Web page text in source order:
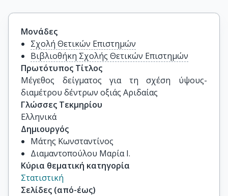
Μονάδες
Σχολή Θετικών Επιστημών
Βιβλιοθήκη Σχολής Θετικών Επιστημών
Πρωτότυπος Τίτλος
Μέγεθος δείγματος για τη σχέση ύψους-
διαμέτρου δέντρων οξιάς Αριδαίας
Γλώσσες Τεκμηρίου
Ελληνικά
Δημιουργός
Μάτης Κωνσταντίνος
Διαμαντοπούλου Μαρία Ι.
Κύρια θεματική κατηγορία
Στατιστική
Σελίδες (από-έως)